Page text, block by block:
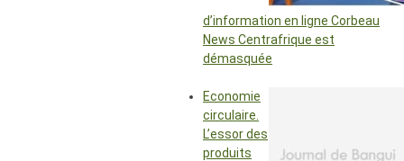
d’information en ligne Corbeau
News Centrafrique est
démasquée
Economie
circulaire.
L’essor des
produits